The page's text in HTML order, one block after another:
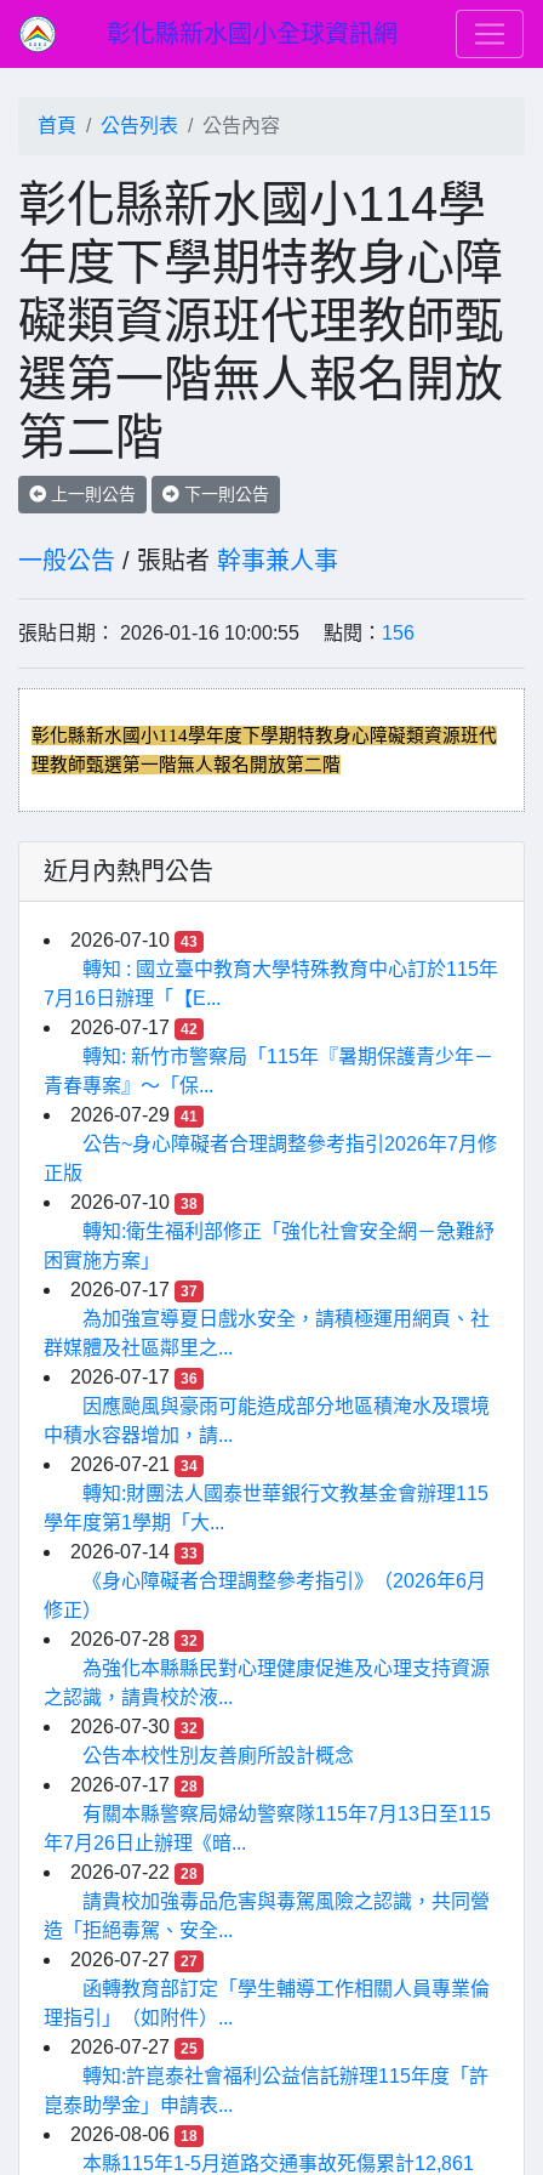
彰化縣新水國小全球資訊網
首頁 公告列表 公告內容
彰化縣新水國小114學
年度下學期特教身心障
礙類資源班代理教師甄
選第一階無人報名開放
第二階
上一則公告 下一則公告
一般公告 / 張貼者 幹事兼人事
張貼日期： 2026-01-16 10:00:55 點閱： 156
彰化縣新水國小114學年度下學期特教身心障礙類資源班代
理教師甄選第一階無人報名開放第二階
近月內熱門公告
2026-07-10 43
轉知 : 國立臺中教育大學特殊教育中心訂於115年
7月16日辦理「【E...
2026-07-17
42
轉知: 新竹市警察局「115年『暑期保護青少年－
青春專案』〜「保...
2026-07-29
41
公告~身心障礙者合理調整參考指引2026年7月修
正版
2026-07-10
38
轉知:衛生福利部修正「強化社會安全網－急難紓
困實施方案」
2026-07-17
37
為加強宣導夏日戲水安全，請積極運用網頁、社
群媒體及社區鄰里之...
2026-07-17
36
因應颱風與豪雨可能造成部分地區積淹水及環境
中積水容器增加，請...
2026-07-21
34
轉知:財團法人國泰世華銀行文教基金會辦理115
學年度第1學期「大...
2026-07-14
33
《身心障礙者合理調整參考指引》（2026年6月
修正）
2026-07-28
32
為強化本縣縣民對心理健康促進及心理支持資源
之認識，請貴校於液...
2026-07-30
32
公告本校性別友善廁所設計概念
2026-07-17
28
有關本縣警察局婦幼警察隊115年7月13日至115
年7月26日止辦理《暗...
2026-07-22
28
請貴校加強毒品危害與毒駕風險之認識，共同營
造「拒絕毒駕、安全...
2026-07-27
27
函轉教育部訂定「學生輔導工作相關人員專業倫
理指引」（如附件）...
2026-07-27
25
轉知:許崑泰社會福利公益信託辦理115年度「許
崑泰助學金」申請表...
2026-08-06
18
本縣115年1-5月道路交通事故死傷累計12,861